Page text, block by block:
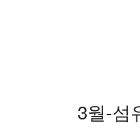
3월-섬